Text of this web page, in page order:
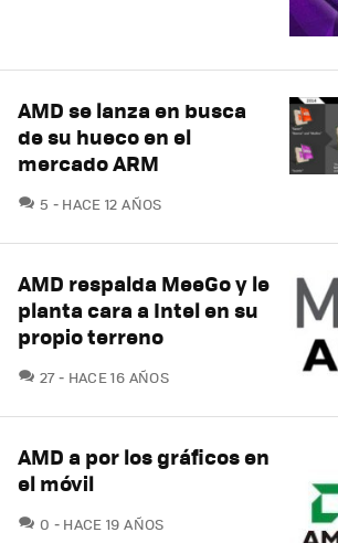
AMD se lanza en busca
de su hueco en el
mercado ARM
5 COMENTARIOS
HACE 12 AÑOS
AMD respalda MeeGo y le
planta cara a Intel en su
propio terreno
27COMENTARIOS
HACE 16 AÑOS
AMD a por los gráficos en
el móvil
0 COMENTARIOS
HACE 19 AÑOS